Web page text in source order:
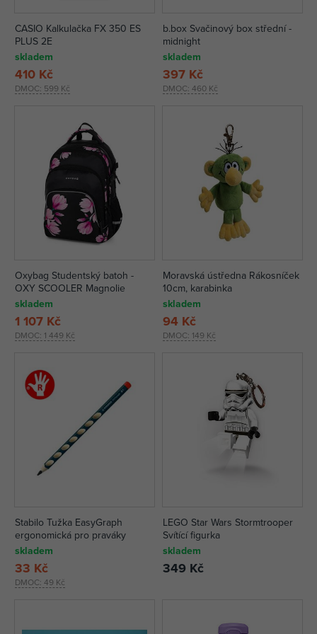
CASIO Kalkulačka FX 350 ES
PLUS 2E
skladem
DMOC: 599 Kč
410 Kč
b.box Svačinový box střední -
midnight
skladem
DMOC: 460 Kč
397 Kč
Oxybag Studentský batoh -
OXY SCOOLER Magnolie
skladem
DMOC: 1 449 Kč
1 107 Kč
Moravská ústředna Rákosníček
10cm, karabinka
skladem
DMOC: 149 Kč
94 Kč
Stabilo Tužka EasyGraph
ergonomická pro praváky
skladem
DMOC: 49 Kč
33 Kč
LEGO Star Wars Stormtrooper
Svítící figurka
skladem
349 Kč